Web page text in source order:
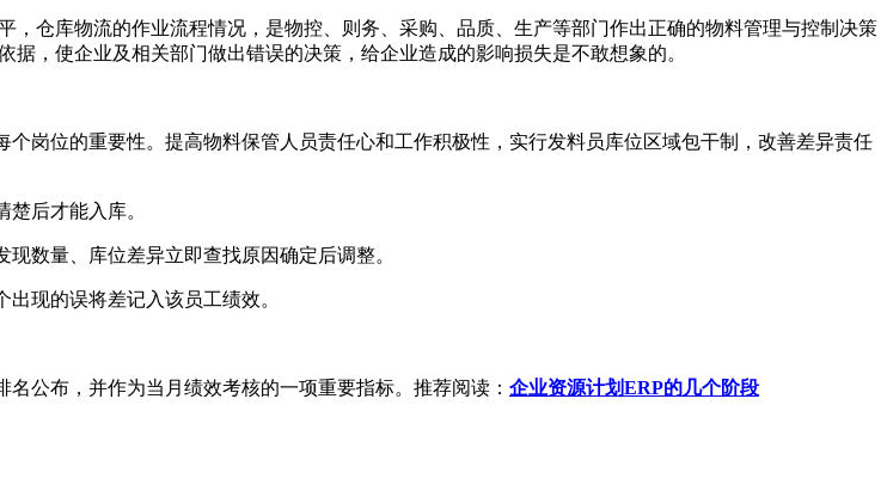
库物流的作业流程情况，是物控、则务、采购、品质、生产等部门作出正确的物料管理与控制决策
，使企业及相关部门做出错误的决策，给企业造成的影响损失是不敢想象的。
位的重要性。提高物料保管人员责任心和工作积极性，实行发料员库位区域包干制，改善差异责任
后才能入库。
数量、库位差异立即查找原因确定后调整。
现的误将差记入该员工绩效。
公布，并作为当月绩效考核的一项重要指标。推荐阅读： 企业资源计划ERP的几个阶段